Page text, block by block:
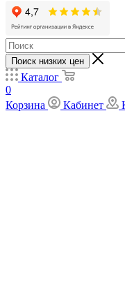
Поиск низких цен
Каталог
0
Корзина
Кабинет